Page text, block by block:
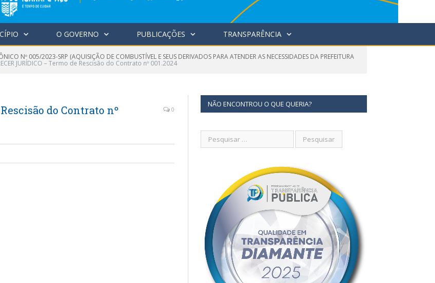
O GOVERNO PUBLICAÇÕES TRANSPARÊNCIA
Nº 005/2023-SRP (AQUISIÇÃO DE COMBUSTÍVEL E SEUS DERIVADOS PARA ATENDER AS NECESSIDADES DA PREFEITURA
JURÍDICO – Termo de Rescisão do Contrato nº 001.2024
do Contrato nº
0
NÃO ENCONTROU O QUE QUERIA?